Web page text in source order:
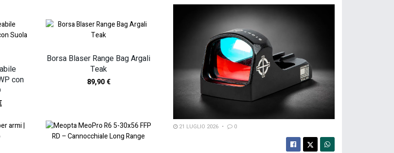
con
Borsa Blaser Range Bag Argali
Teak
89,90€
21 LUGLIO 2026 0